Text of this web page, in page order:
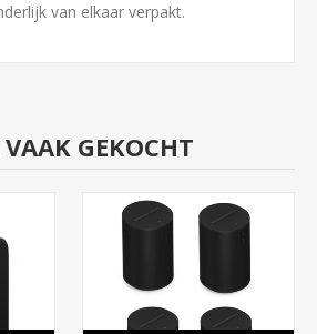
van elkaar verpakt.
GEKOCHT